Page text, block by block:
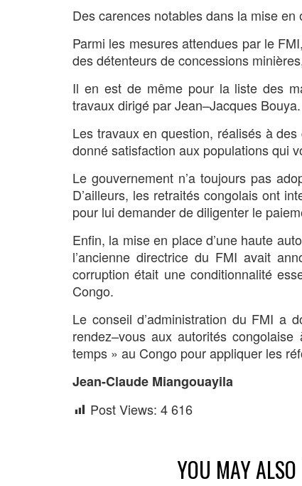
Des carences notables dans la mise
Parmi les mesures attendues par le
des détenteurs de concessions
Il en est de même pour la liste des
travaux dirigé par Jean–Jacques Bouya.
Les travaux en question, réalisés à
donné satisfaction aux populations qui
Le gouvernement n’a toujours pas
D’ailleurs, les retraités congolais ont
pour lui demander de diligenter le
Enfin, la mise en place d’une haute
l’ancienne directrice du FMI avait
corruption était une conditionnalité
Congo.
Le conseil d’administration du FMI a
rendez–vous aux autorités
temps » au Congo pour appliquer les
Jean-Claude Miangouayila
Post Views: 4 616
YOU MAY